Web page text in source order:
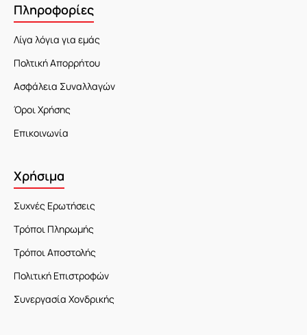
Πληροφορίες
Λίγα λόγια για εμάς
Πολτική Απορρήτου
Ασφάλεια Συναλλαγών
Όροι Χρήσης
Επικοινωνία
Χρήσιμα
Συχνές Ερωτήσεις
Τρόποι Πληρωμής
Τρόποι Αποστολής
Πολιτική Επιστροφών
Συνεργασία Χονδρικής